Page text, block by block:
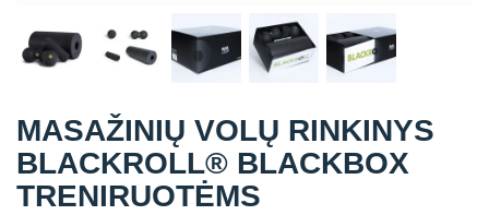
MASAŽINIŲ VOLŲ RINKINYS
BLACKROLL® BLACKBOX
TRENIRUOTĖMS